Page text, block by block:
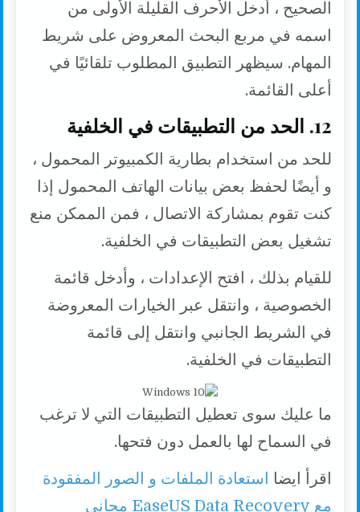
الصحيح ، أدخل الأحرف القليلة الأولى من
اسمه في مربع البحث المعروض على شريط
المهام. سيظهر التطبيق المطلوب تلقائيًا في
أعلى القائمة.
12. الحد من التطبيقات في الخلفية
للحد من استخدام بطارية الكمبيوتر المحمول ،
و أيضًا لحفظ بعض بيانات الهاتف المحمول إذا
كنت تقوم بمشاركة الاتصال ، فمن الممكن منع
تشغيل بعض التطبيقات في الخلفية.
للقيام بذلك ، افتح الإعدادات ، وأدخل قائمة
الخصوصية ، وانتقل عبر الخيارات المعروضة
في الشريط الجانبي وانتقل إلى قائمة
التطبيقات في الخلفية.
ما عليك سوى تعطيل التطبيقات التي لا ترغب
في السماح لها بالعمل دون فتحها.
اقرأ ايضا
استعادة الملفات و الصور المفقودة
مع EaseUS Data Recovery مجاني